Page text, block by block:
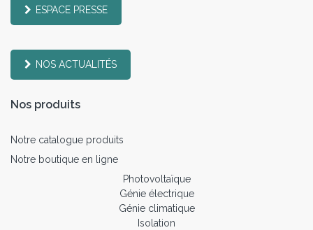
ESPACE PRESSE
NOS ACTUALITÉS
Nos produits
Notre catalogue produits
Notre boutique en ligne
Photovoltaïque
Génie électrique
Génie climatique
Isolation